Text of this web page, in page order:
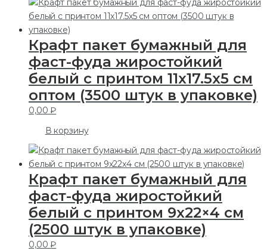
Крафт пакет бумажный для
фаст-фуда жиростойкий
белый с принтом 11х17.5х5 см
оптом (3500 штук в упаковке)
0,00₽
В корзину
Крафт пакет бумажный для
фаст-фуда жиростойкий
белый с принтом 9х22×4 см
(2500 штук в упаковке)
0,00₽